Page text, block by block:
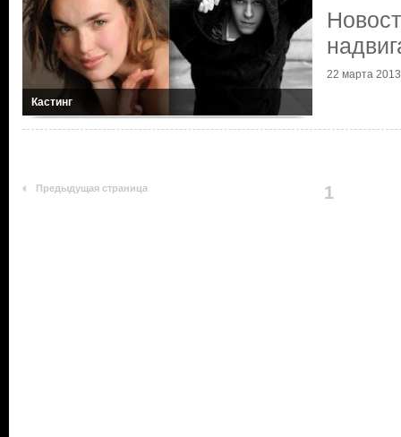
Кастинг
22 марта 2013
Предыдущая страница 1